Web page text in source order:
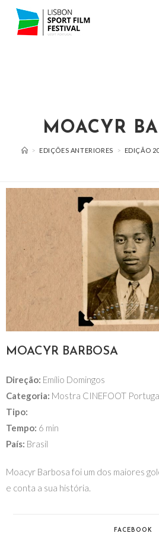
MOACYR
> EDIÇÕES ANTERIORES > EDIÇÃO
MOACYR BARBOSA
Direção: Emílio Domingos
Categoria: Mostra CINEFOOT
Tipo:
Tempo: 6 min
País: Brasil
Moacyr Barbosa foi um dos maiores
e conta a sua história.
FACEBOOK